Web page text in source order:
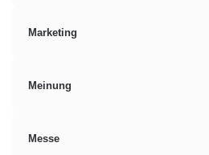
Marketing
Meinung
Messe